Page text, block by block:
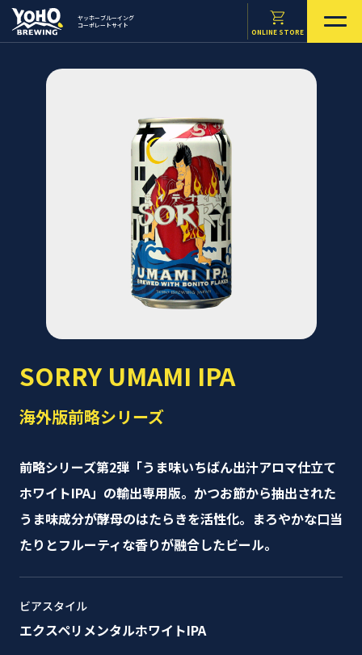
ヤッホーブルーイング
コーポレートサイト
ONLINE STORE
SORRY UMAMI IPA
海外版前略シリーズ
前略シリーズ第2弾「うま味いちばん出汁アロマ仕立て
ホワイトIPA」の輸出専用版。かつお節から抽出された
うま味成分が酵母のはたらきを活性化。まろやかな口当
たりとフルーティな香りが融合したビール。
ビアスタイル
エクスペリメンタルホワイトIPA